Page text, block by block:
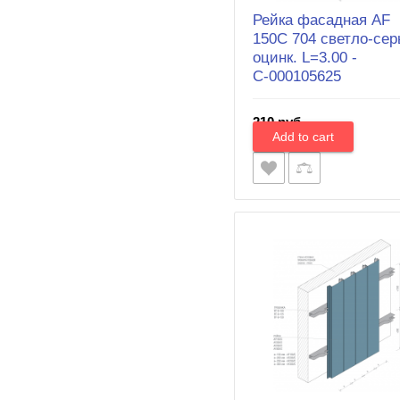
Рейка фасадная AF
150C 704 светло-
оцинк. L=3.00 -
С-000105625
210 руб.